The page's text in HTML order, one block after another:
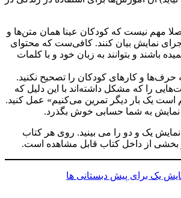
مهم نیست که کودکان عینا همان متن‌ها و
نمایش بیان کنند. کافی‌ست که محتوای
باشند و بتوانند به زبان خود و با کلمات
حرف‌ها و کارهای کودکان را تصحیح نکنید.
را که مشکل داشته‌اند با این دلیل که
یک بار دیگر تمرین می‌کنیم» عمل کنید.
نمایش به شما حسابی خوش بگذرد.
نمایش یک و دو را می بینید. روی هر کتاب
بخشی از داخل کتاب قابل مشاهده است.